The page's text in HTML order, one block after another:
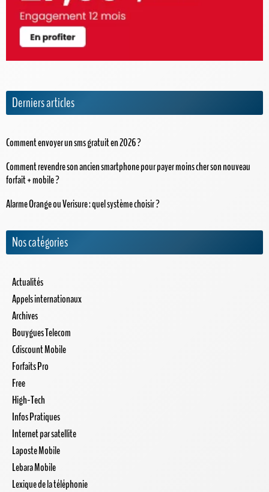
Derniers articles
Comment envoyer un sms gratuit en 2026 ?
Comment revendre son ancien smartphone pour payer moins cher son nouveau
forfait + mobile ?
Alarme Orange ou Verisure : quel système choisir ?
Nos catégories
Actualités
Appels internationaux
Archives
Bouygues Telecom
Cdiscount Mobile
Forfaits Pro
Free
High-Tech
Infos Pratiques
Internet par satellite
Laposte Mobile
Lebara Mobile
Lexique de la téléphonie